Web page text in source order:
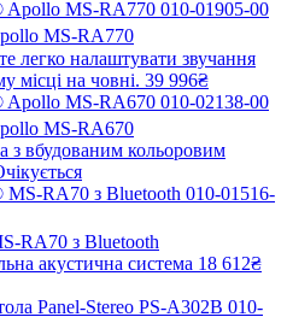
MS-RA770
легко налаштувати звучання
місці на човні. 39 996₴
MS-RA670
з вбудованим кольоровим
RA70 з Bluetooth
акустична система 18 612₴